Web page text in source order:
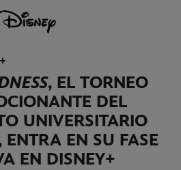
, EL TORNEO
DEL
UNIVERSITARIO
EN SU FASE
EN DISNEY+